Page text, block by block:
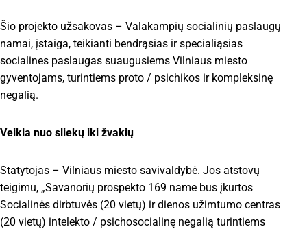
Šio projekto užsakovas – Valakampių socialinių paslaugų
namai, įstaiga, teikianti bendrąsias ir specialiąsias
socialines paslaugas suaugusiems Vilniaus miesto
gyventojams, turintiems proto / psichikos ir kompleksinę
negalią.
Veikla nuo sliekų iki žvakių
Statytojas – Vilniaus miesto savivaldybė. Jos atstovų
teigimu, „Savanorių prospekto 169 name bus įkurtos
Socialinės dirbtuvės (20 vietų) ir dienos užimtumo centras
(20 vietų) intelekto / psichosocialinę negalią turintiems